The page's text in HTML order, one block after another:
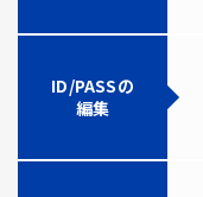
ID/PASSの
編集